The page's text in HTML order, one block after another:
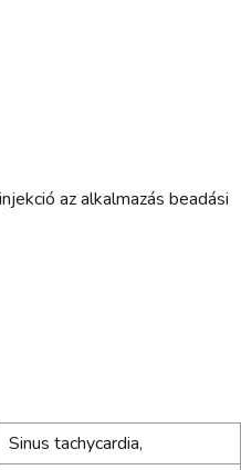
az alkalmazás beadási
Sinus tachycardia,